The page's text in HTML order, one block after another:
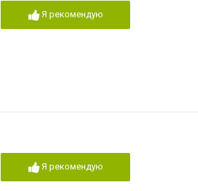
Я рекомендую
Я рекомендую